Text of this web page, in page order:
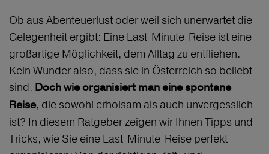
Ob aus Abenteuerlust oder weil sich unerwartet die
Gelegenheit ergibt: Eine Last-Minute-Reise ist eine
großartige Möglichkeit, dem Alltag zu entfliehen.
Kein Wunder also, dass sie in Österreich so beliebt
sind. Doch wie organisiert man eine spontane
Reise, die sowohl erholsam als auch unvergesslich
ist? In diesem Ratgeber zeigen wir Ihnen Tipps und
Tricks, wie Sie eine Last-Minute-Reise perfekt